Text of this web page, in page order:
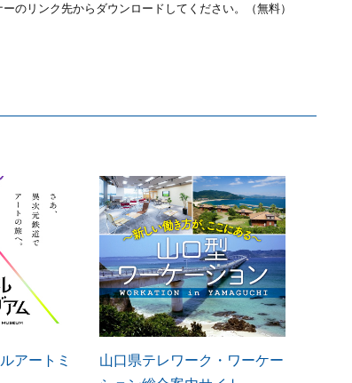
のリンク先からダウンロードしてください。（無料）
アートミ
山口県テレワーク・ワーケー